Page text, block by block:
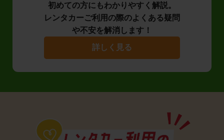
初めての方にもわかりやすく解説。
レンタカーご利用の際のよくある疑問
や不安を解消します！
詳しく見る